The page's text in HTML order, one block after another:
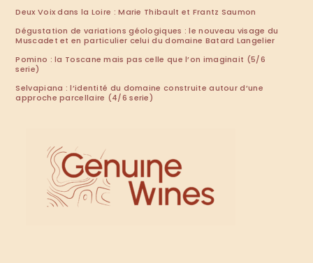
Deux Voix dans la Loire : Marie Thibault et Frantz Saumon
Dégustation de variations géologiques : le nouveau visage du
Muscadet et en particulier celui du domaine Batard Langelier
Pomino : la Toscane mais pas celle que l’on imaginait (5/6
serie)
Selvapiana : l’identité du domaine construite autour d’une
approche parcellaire (4/6 serie)